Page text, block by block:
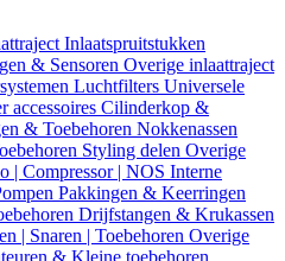
Inlaatspruitstukken
& Sensoren Overige inlaattraject
Luchtfilters Universele
accessoires Cilinderkop &
& Toebehoren Nokkenassen
Styling delen Overige
| Compressor | NOS Interne
Pakkingen & Keerringen
Drijfstangen & Krukassen
| Snaren | Toebehoren Overige
& Kleine toebehoren